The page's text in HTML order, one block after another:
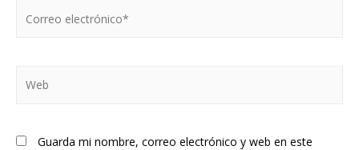
Guarda mi nombre, correo electrónico y web en este